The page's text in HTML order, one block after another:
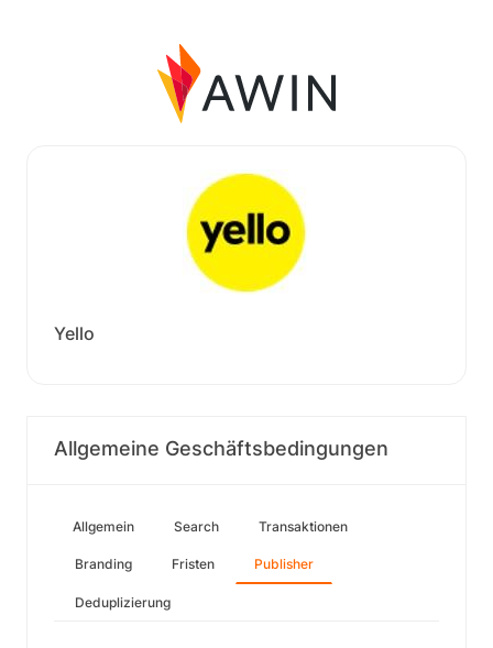
Yello
Allgemeine Geschäftsbedingungen
Allgemein Search Transaktionen
Branding Fristen Publisher
Deduplizierung